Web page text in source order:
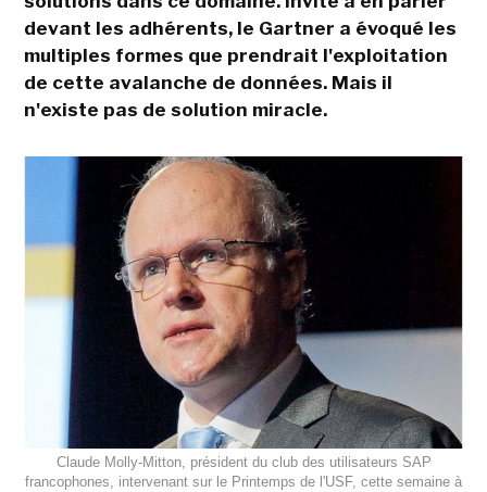
devant les adhérents, le Gartner a évoqué les
multiples formes que prendrait l'exploitation
de cette avalanche de données. Mais il
n'existe pas de solution miracle.
Claude Molly-Mitton, président du club des utilisateurs SAP
francophones, intervenant sur le Printemps de l'USF, cette semaine à